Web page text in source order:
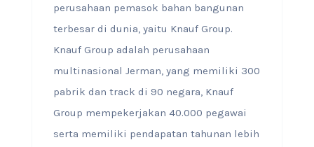
perusahaan pemasok bahan bangunan
terbesar di dunia, yaitu Knauf Group.
Knauf Group adalah perusahaan
multinasional Jerman, yang memiliki 300
pabrik dan track di 90 negara, Knauf
Group mempekerjakan 40.000 pegawai
serta memiliki pendapatan tahunan lebih